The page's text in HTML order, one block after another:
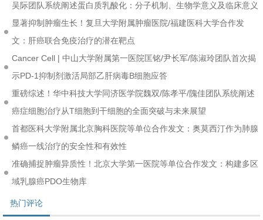
吴际团队系统阐述蛋白质乳酸化：分子机制、生物学意义及临床意义
显著抑制肿瘤生长！复旦大学附属肿瘤医院/福建医科大学合作发
文：肝癌联合免疫治疗的潜在靶点
Cancer Cell | 中山大学附属第一医院匡铭/尹长军/陈淑玲团队首次揭
示PD-1抑制剂激活局部乙肝病毒B细胞应答
重磅综述！华中科技大学同济医学院魏双/陈孝平/隗佳团队系统阐述
癌症细胞治疗从T细胞到干细胞的全面突破与未来展望
首都医科大学附属北京胸科医院等单位合作发文：奥莫西汀作为肺腺
鳞癌一线治疗的安全性和有效性
准确捕捉肿瘤异质性！北京大学第一医院等单位合作发文：构建多区
域乳腺癌PDO生物库
热门评论